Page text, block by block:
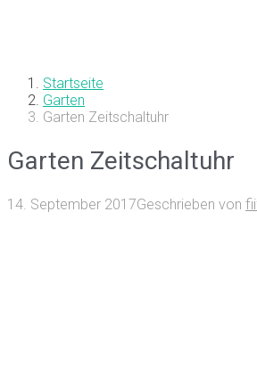
Startseite
Garten
Garten Zeitschaltuhr
Garten Zeitschaltuhr
14. September 2017Geschrieben von